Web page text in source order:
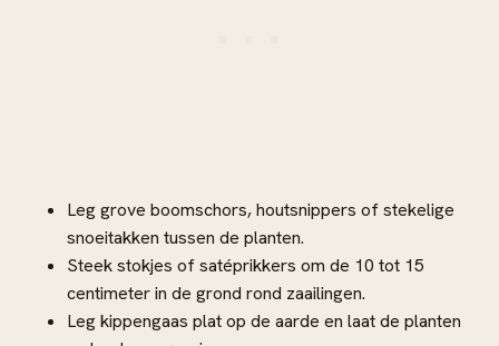
Leg grove boomschors, houtsnippers of stekelige
snoeitakken tussen de planten.
Steek stokjes of satéprikkers om de 10 tot 15
centimeter in de grond rond zaailingen.
Leg kippengaas plat op de aarde en laat de planten